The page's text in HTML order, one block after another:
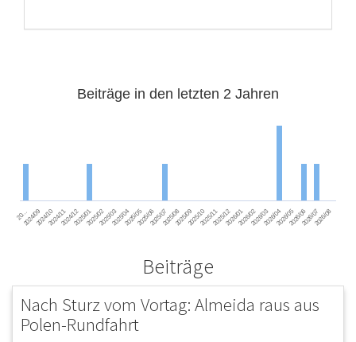
Beiträge in den letzten 2 Jahren
20…2024/092024/102024/112024/122025/012025/022025/032025/042025/052025/062025/072025/082025/092025/102025/112025/122026/012026/022026/032026/042026/052026/062026/072026/08
Beiträge
Nach Sturz vom Vortag: Almeida raus aus
Polen-Rundfahrt